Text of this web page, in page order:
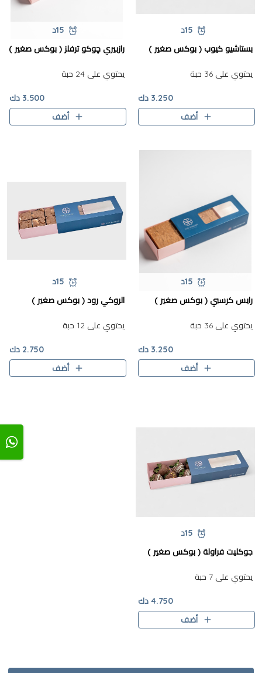
15د
بستاشيو كيوب ( بوكس صغير )
يحتوي على 36 حبة
3.250 دك
أضف
15د
رازبيري چوكو ترفلز ( بوكس صغير )
يحتوي على 24 حبة
3.500 دك
أضف
15د
رايس كرسبي ( بوكس صغير )
يحتوي على 36 حبة
3.250 دك
أضف
15د
الروكي رود ( بوكس صغير )
يحتوي على 12 حبة
2.750 دك
أضف
15د
جوكليت فراولة ( بوكس صغير )
يحتوي على 7 حبة
4.750 دك
أضف